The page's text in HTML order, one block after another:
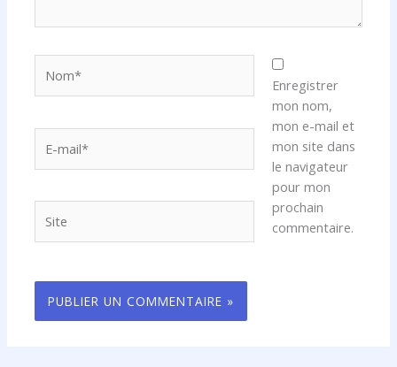
mail*
Enregistrer
mon nom,
mon e-mail et
mon site dans
le navigateur
pour mon
prochain
commentaire.